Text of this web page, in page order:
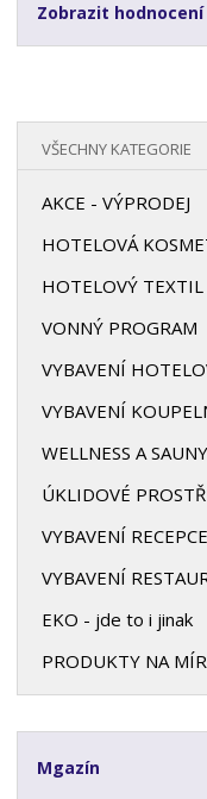
Zobrazit
VŠECHNY KATEGORIE
AKCE - VÝPRODEJ
HOTELOVÁ
HOTELOVÝ TEXTIL
VONNÝ PROGRAM
VYBAVENÍ
VYBAVENÍ
WELLNESS A SAUNY
ÚKLIDOVÉ
VYBAVENÍ RECEPCE
VYBAVENÍ
EKO - jde to i jinak
PRODUKTY NA
Mgazín